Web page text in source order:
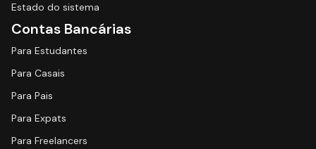
Estado do sistema
Contas Bancárias
Para Estudantes
Para Casais
Para Pais
Para Expats
Para Freelancers